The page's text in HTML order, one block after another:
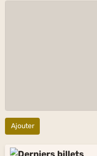
Ajouter